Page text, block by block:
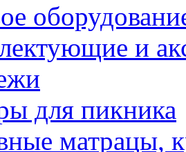
и
для пикника
матрацы,